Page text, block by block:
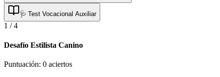
🩺 Test Vocacional Auxiliar
1 /4
Desafío Estilista Canino
Puntuación: 0 aciertos